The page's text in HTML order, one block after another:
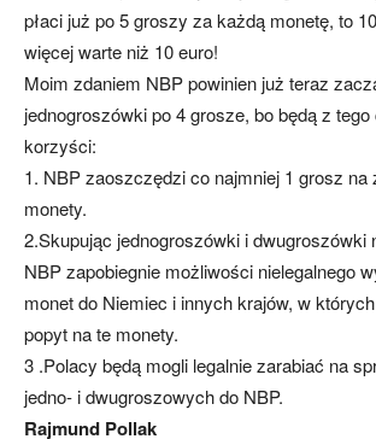
płaci już po 5 groszy za każdą monetę, to
więcej warte niż 10 euro!
Moim zdaniem NBP powinien już teraz
jednogroszówki po 4 grosze, bo będą z
korzyści:
1. NBP zaoszczędzi co najmniej 1 grosz na
monety.
2.Skupując jednogroszówki i dwugroszówki
NBP zapobiegnie możliwości nielegalnego
monet do Niemiec i innych krajów, w
popyt na te monety.
3 .Polacy będą mogli legalnie zarabiać na
jedno- i dwugroszowych do NBP.
Rajmund Pollak